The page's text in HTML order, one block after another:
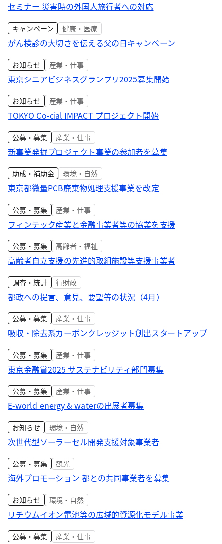
セミナー 災害時の外国人旅行者への対応
キャンペーン 健康・医療
がん検診の大切さを伝える父の日キャンペーン
お知らせ 産業・仕事
東京シニアビジネスグランプリ2025募集開始
お知らせ 産業・仕事
TOKYO Co-cial IMPACT プロジェクト開始
公募・募集 産業・仕事
新事業発掘プロジェクト事業の参加者を募集
助成・補助金 環境・自然
東京都微量PCB廃棄物処理支援事業を改定
公募・募集 産業・仕事
フィンテック産業と金融事業者等の協業を支援
公募・募集 高齢者・福祉
高齢者自立支援の先進的取組施設等支援事業者
調査・統計 行財政
都政への提言、意見、要望等の状況（4月）
公募・募集 産業・仕事
吸収・除去系カーボンクレッジット創出スタートアップ
公募・募集 産業・仕事
東京金融賞2025 サステナビリティ部門募集
公募・募集 産業・仕事
E-world energy & waterの出展者募集
お知らせ 環境・自然
次世代型ソーラーセル開発支援対象事業者
公募・募集 観光
海外プロモーション 都との共同事業者を募集
お知らせ 環境・自然
リチウムイオン電池等の広域的資源化モデル事業
公募・募集 産業・仕事